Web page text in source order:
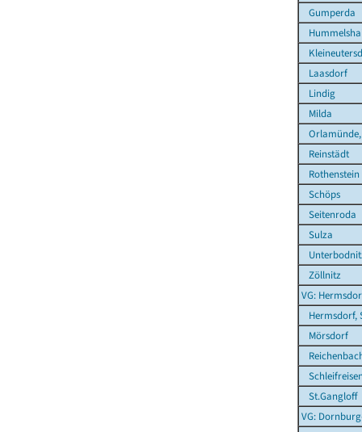
Gumperda
Laasdorf
Lindig
Milda
Reinstädt
Rothenstein
Schöps
Seitenroda
Sulza
Zöllnitz
VG:
Hermsdorf,
Mörsdorf
St.Gangloff
VG: